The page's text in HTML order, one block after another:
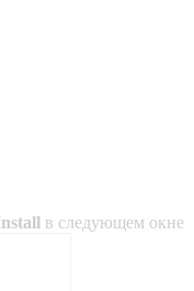
в следующем окне